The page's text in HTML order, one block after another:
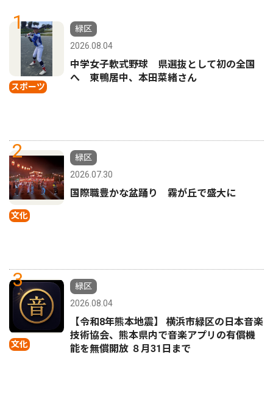
1
スポーツ
緑区
2026.08.04
中学女子軟式野球 県選抜として初の全国
へ 東鴨居中、本田菜緒さん
2
文化
緑区
2026.07.30
国際職豊かな盆踊り 霧が丘で盛大に
3
文化
緑区
2026.08.04
【令和8年熊本地震】 横浜市緑区の日本音楽
技術協会、熊本県内で音楽アプリの有償機
能を無償開放 ８月31日まで